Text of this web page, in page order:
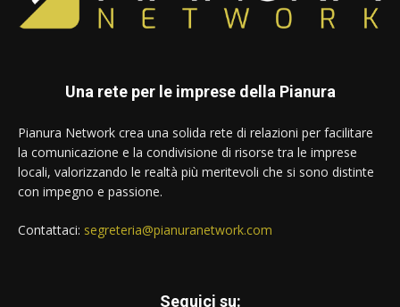
Una rete per le imprese della Pianura
Pianura Network crea una solida rete di relazioni per facilitare
la comunicazione e la condivisione di risorse tra le imprese
locali, valorizzando le realtà più meritevoli che si sono distinte
con impegno e passione.
Contattaci: segreteria@pianuranetwork.com
Seguici su: